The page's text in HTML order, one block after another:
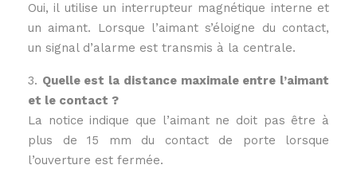
Oui, il utilise un interrupteur magnétique interne et
un aimant. Lorsque l’aimant s’éloigne du contact,
un signal d’alarme est transmis à la centrale.
3. Quelle est la distance maximale entre l’aimant
et le contact ?
La notice indique que l’aimant ne doit pas être à
plus de 15 mm du contact de porte lorsque
l’ouverture est fermée.